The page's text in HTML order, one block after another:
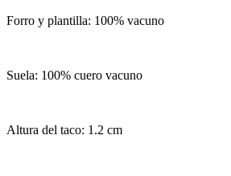
Forro y plantilla: 100% vacuno
Suela: 100% cuero vacuno
Altura del taco: 1.2 cm